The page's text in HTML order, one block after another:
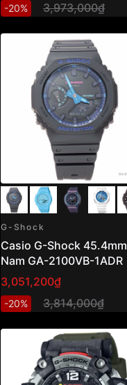
-20% 3,973,000₫
G-Shock
Casio G-Shock 45.4mm
Nam GA-2100VB-1ADR
3,051,200₫
-20% 3,814,000₫